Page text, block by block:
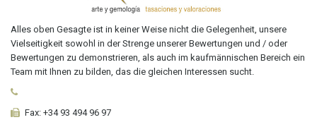
Alles oben Gesagte ist in keiner Weise nicht die Gelegenheit, unsere
Vielseitigkeit sowohl in der Strenge unserer Bewertungen und / oder
Bewertungen zu demonstrieren, als auch im kaufmännischen Bereich ein
Team mit Ihnen zu bilden, das die gleichen Interessen sucht.
Fax: +34 93 494 96 97